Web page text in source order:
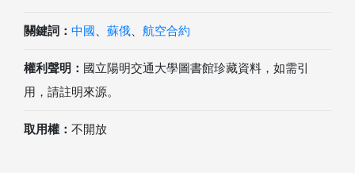
關鍵詞： 中國 蘇俄 航空合約
權利聲明： 國立陽明交通大學圖書館珍藏資料，如需引
用，請註明來源。
取用權： 不開放